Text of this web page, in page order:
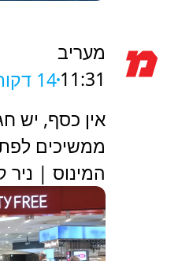
מעריב
11:3114 דקות
אין כסף, יש
ממשיכים
המינוס | ניר